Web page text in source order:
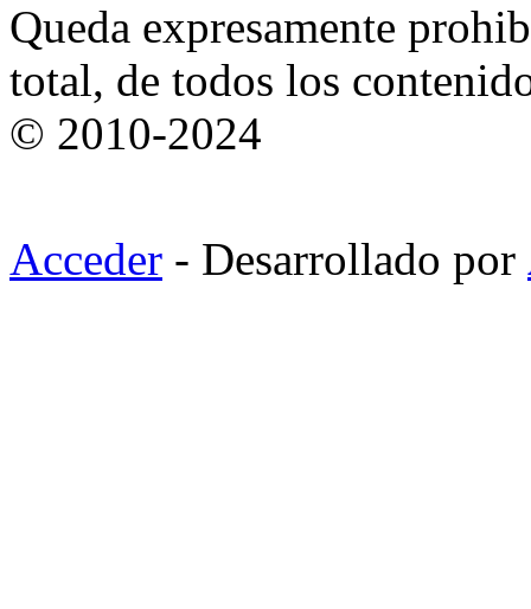
Queda expresamente
total, de todos los
© 2010-2024
Acceder - Desarrollado por